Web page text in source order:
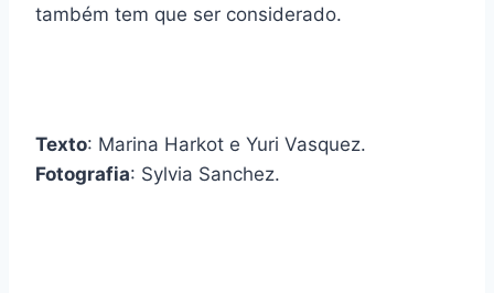
também tem que ser considerado.
Texto: Marina Harkot e Yuri Vasquez.
Fotografia: Sylvia Sanchez.